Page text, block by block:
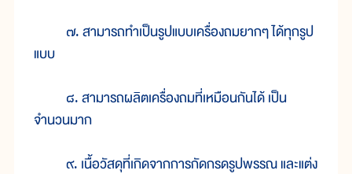
๗. สามารถทำเป็นรูปแบบเครื่องถมยากๆ ได้ทุกรูป
แบบ
๘. สามารถผลิตเครื่องถมที่เหมือนกันได้ เป็น
จำนวนมาก
๙. เนื้อวัสดุที่เกิดจากการกัดกรดรูปพรรณ และแต่ง